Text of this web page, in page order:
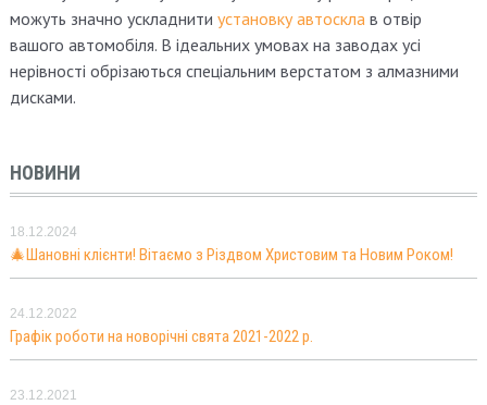
можуть значно ускладнити установку автосклав отвір
вашого автомобіля. В ідеальних умовах на заводах усі
нерівності обрізаються спеціальним верстатом з алмазними
дисками.
НОВИНИ
18.12.2024
🎄Шановні клієнти! Вітаємо з Різдвом Христовим та Новим Роком!
24.12.2022
Графік роботи на новорічні свята 2021-2022 р.
23.12.2021